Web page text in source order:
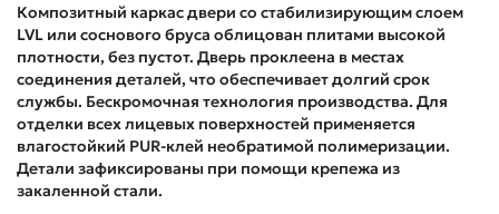
Композитный каркас двери со стабилизирующим слоем
LVL или соснового бруса облицован плитами высокой
плотности, без пустот. Дверь проклеена в местах
соединения деталей, что обеспечивает долгий срок
службы. Бескромочная технология производства. Для
отделки всех лицевых поверхностей применяется
влагостойкий PUR-клей необратимой полимеризации.
Детали зафиксированы при помощи крепежа из
закаленной стали.